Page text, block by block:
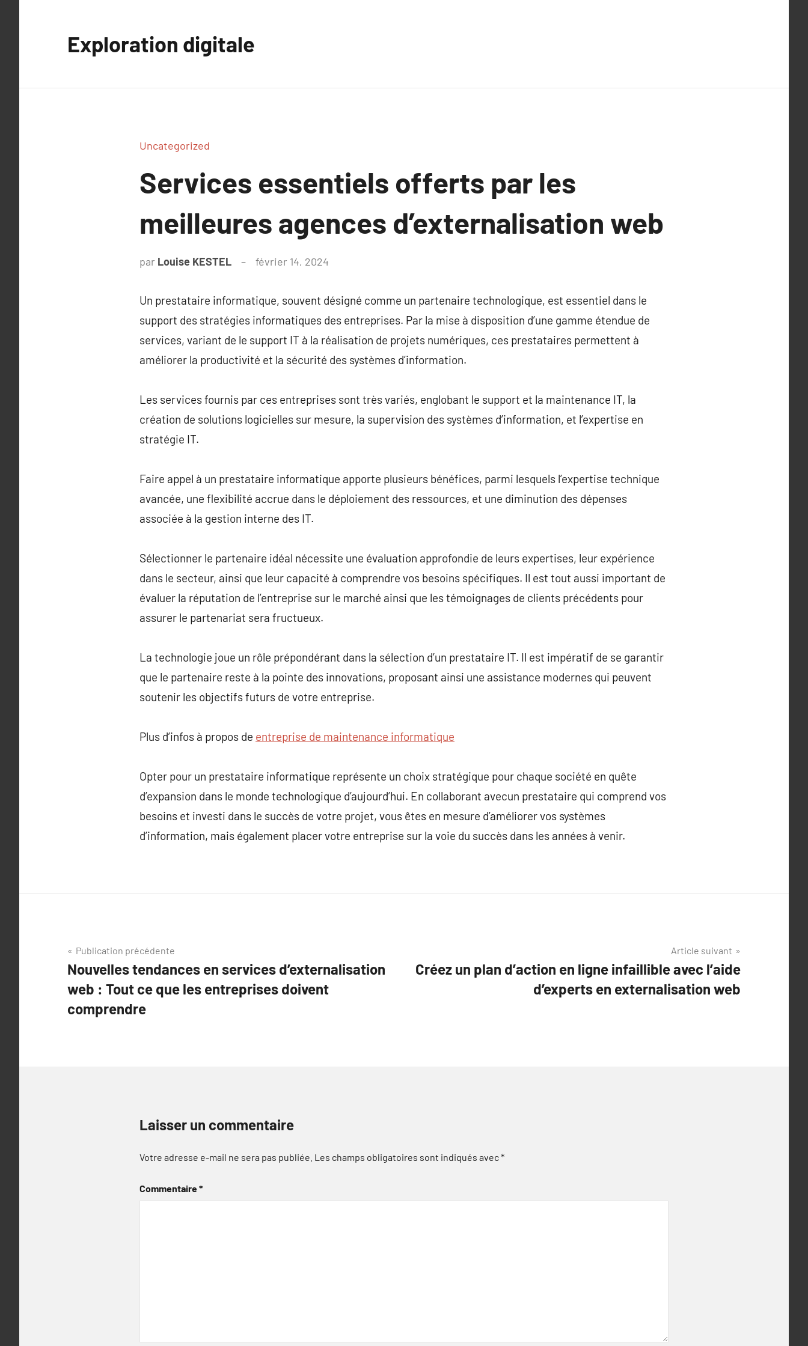
Exploration digitale
Uncategorized
Services essentiels offerts par les
meilleures agences d’externalisation web
par Louise KESTEL février 14, 2024
Un prestataire informatique, souvent désigné comme un partenaire technologique, est essentiel dans le
support des stratégies informatiques des entreprises. Par la mise à disposition d’une gamme étendue de
services, variant de le support IT à la réalisation de projets numériques, ces prestataires permettent à
améliorer la productivité et la sécurité des systèmes d’information.
Les services fournis par ces entreprises sont très variés, englobant le support et la maintenance IT, la
création de solutions logicielles sur mesure, la supervision des systèmes d’information, et l’expertise en
stratégie IT.
Faire appel à un prestataire informatique apporte plusieurs bénéfices, parmi lesquels l’expertise technique
avancée, une flexibilité accrue dans le déploiement des ressources, et une diminution des dépenses
associée à la gestion interne des IT.
Sélectionner le partenaire idéal nécessite une évaluation approfondie de leurs expertises, leur expérience
dans le secteur, ainsi que leur capacité à comprendre vos besoins spécifiques. Il est tout aussi important de
évaluer la réputation de l’entreprise sur le marché ainsi que les témoignages de clients précédents pour
assurer le partenariat sera fructueux.
La technologie joue un rôle prépondérant dans la sélection d’un prestataire IT. Il est impératif de se garantir
que le partenaire reste à la pointe des innovations, proposant ainsi une assistance modernes qui peuvent
soutenir les objectifs futurs de votre entreprise.
Plus d’infos à propos de entreprise de maintenance informatique
Opter pour un prestataire informatique représente un choix stratégique pour chaque société en quête
d’expansion dans le monde technologique d’aujourd’hui. En collaborant avecun prestataire qui comprend vos
besoins et investi dans le succès de votre projet, vous êtes en mesure d’améliorer vos systèmes
d’information, mais également placer votre entreprise sur la voie du succès dans les années à venir.
Navigation
de
l’article
Publication précédente
Nouvelles tendances en services d’externalisation
web : Tout ce que les entreprises doivent
comprendre
Article suivant
Créez un plan d’action en ligne infaillible avec l’aide
d’experts en externalisation web
Laisser un commentaire
Votre adresse e-mail ne sera pas publiée. Les champs obligatoires sont indiqués avec*
Commentaire*